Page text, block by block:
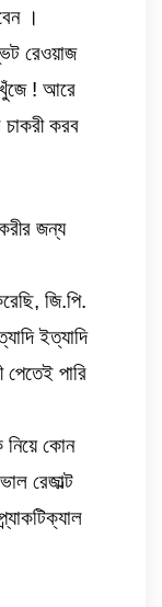
।
রেওয়াজ
খুঁজে ! আরে
করব
জন্য
জি.পি.
ইত্যাদি
পারি
কোন
রেজাল্ট